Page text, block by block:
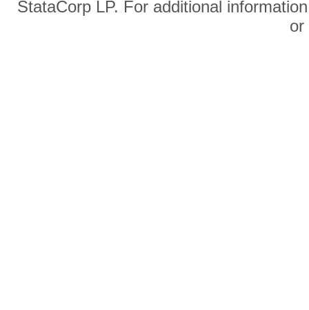
StataCorp LP. For additional
or